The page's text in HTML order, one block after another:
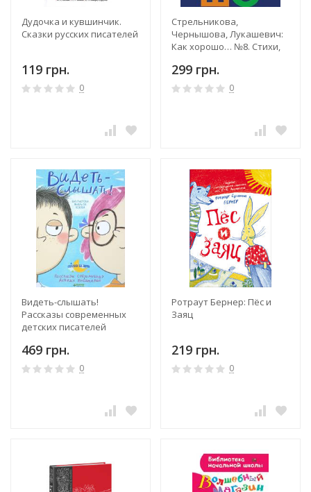
Дудочка и кувшинчик.
Сказки русских писателей
119 грн.
0
Стрельникова,
Чернышова, Лукашевич:
Как хорошо… №8. Стихи,
для детей молодых
писателей
299 грн.
0
Видеть-слышать!
Рассказы современных
детских писателей
469 грн.
0
Ротраут Бернер: Пёс и
Заяц
219 грн.
0